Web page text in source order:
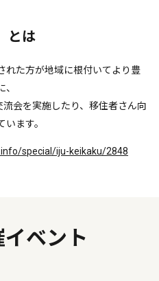
とは
れた方が地域に根付いてより豊
会を実施したり、移住者さん向
ます。
special/iju-keikaku/2848
イベント